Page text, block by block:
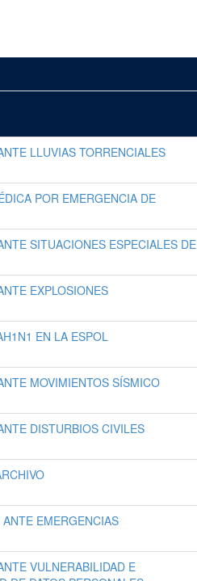
LLUVIAS TORRENCIALES
POR EMERGENCIA DE
SITUACIONES ESPECIALES DE
EXPLOSIONES
EN LA ESPOL
MOVIMIENTOS SÍSMICO
DISTURBIOS CIVILES
EMERGENCIAS
VULNERABILIDAD E